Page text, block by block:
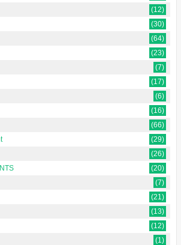
(12)
(30)
(64)
(23)
(7)
(17)
(6)
(16)
(66)
(29)
(26)
(20)
(7)
(21)
(13)
(12)
(1)